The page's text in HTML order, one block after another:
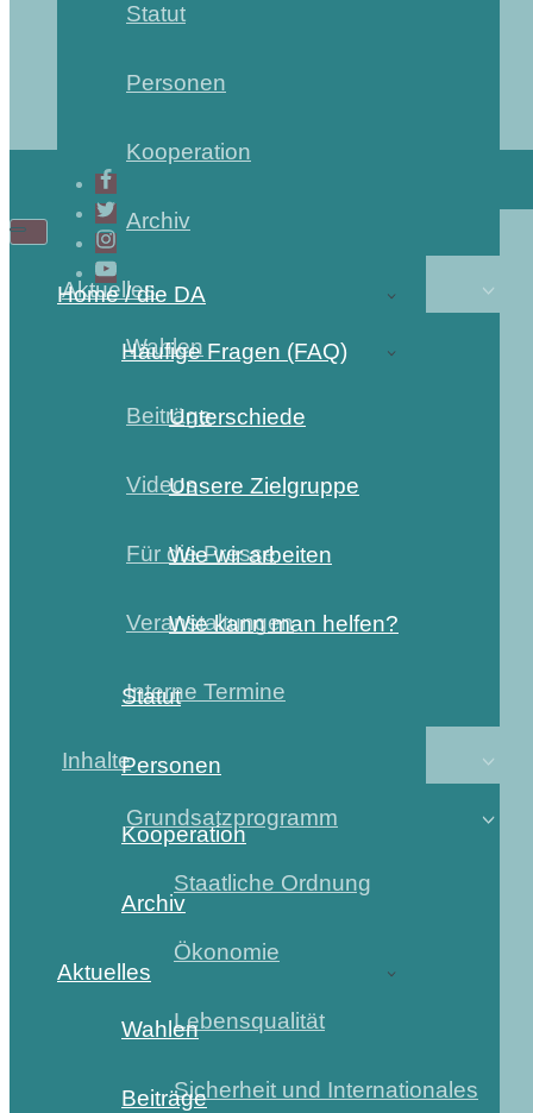
Statut
Personen
Kooperation
Archiv
Aktuelles
Wahlen
Beiträge
Videos
Für die Presse
Veranstaltungen
Interne Termine
Inhalte
Grundsatzprogramm
Staatliche Ordnung
Ökonomie
Lebensqualität
Sicherheit und Internationales
Home / die DA
Häufige Fragen (FAQ)
Unterschiede
Unsere Zielgruppe
Wie wir arbeiten
Wie kann man helfen?
Statut
Personen
Kooperation
Archiv
Aktuelles
Wahlen
Beiträge